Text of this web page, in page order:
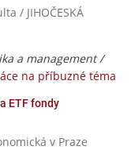
/ JIHOČESKÁ
a management /
na příbuzné téma
ETF fondy
v Praze